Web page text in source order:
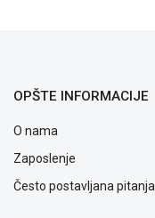
Blog
plaćanja
Isporuka
Podrška
Opšti
OPŠTE INFORMACIJE
O nama
Zaposlenje
Često postavljana pitanja